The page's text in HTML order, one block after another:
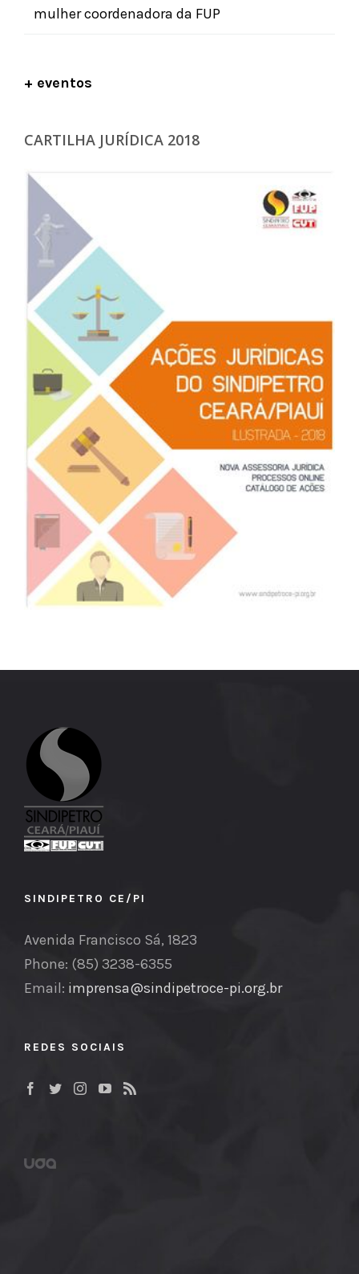
mulher coordenadora da FUP
+ eventos
CARTILHA JURÍDICA 2018
SINDIPETRO CE/PI
Avenida Francisco Sá, 1823
Phone: (85) 3238-6355
Email: imprensa@sindipetroce-pi.org.br
REDES SOCIAIS